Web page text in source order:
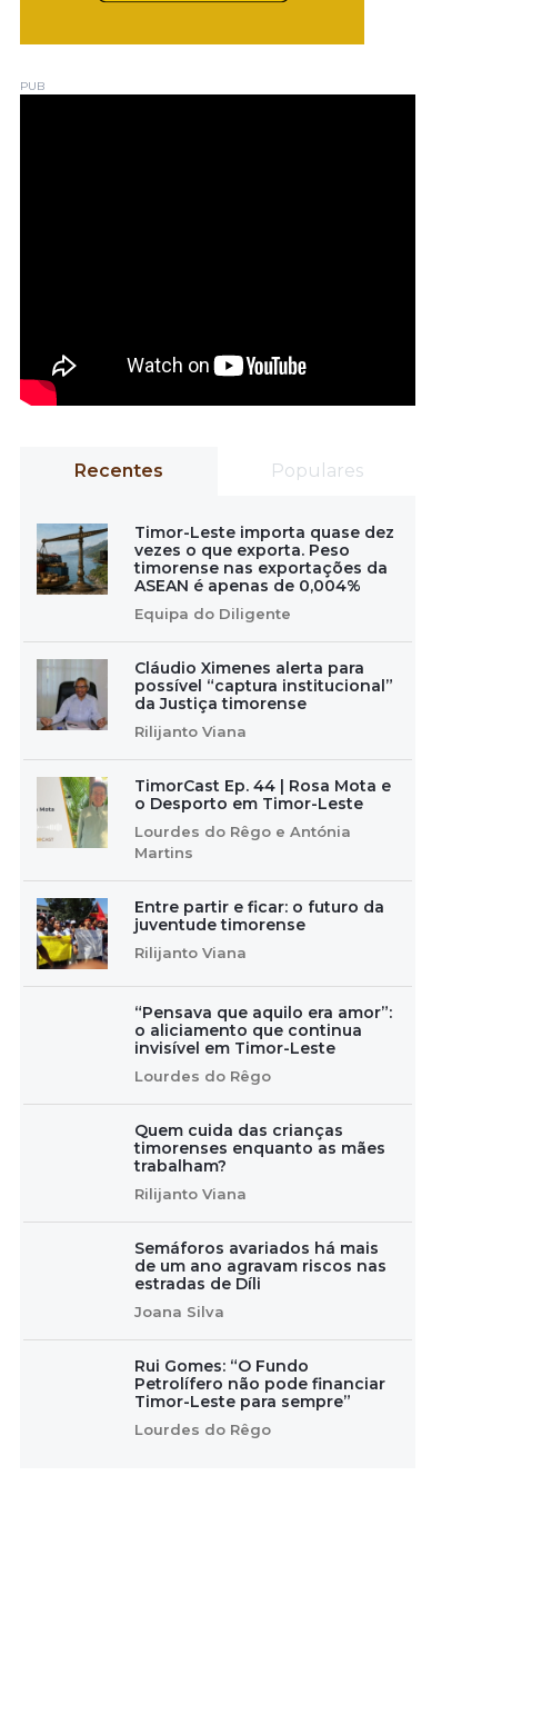
PUB
Recentes Populares
Timor-Leste importa quase dez
vezes o que exporta. Peso
timorense nas exportações da
ASEAN é apenas de 0,004%
Equipa do Diligente
Cláudio Ximenes alerta para
possível “captura institucional”
da Justiça timorense
Rilijanto Viana
TimorCast Ep. 44 | Rosa Mota e
o Desporto em Timor-Leste
Lourdes do Rêgo e Antónia
Martins
Entre partir e ficar: o futuro da
juventude timorense
Rilijanto Viana
“Pensava que aquilo era amor”:
o aliciamento que continua
invisível em Timor-Leste
Lourdes do Rêgo
Quem cuida das crianças
timorenses enquanto as mães
trabalham?
Rilijanto Viana
Semáforos avariados há mais
de um ano agravam riscos nas
estradas de Díli
Joana Silva
Rui Gomes: “O Fundo
Petrolífero não pode financiar
Timor-Leste para sempre”
Lourdes do Rêgo